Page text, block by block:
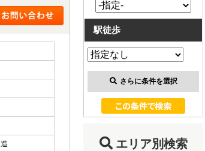
駅徒歩
さらに条件を選択
エリア別検索